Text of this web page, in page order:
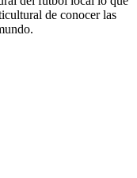
de conocer las